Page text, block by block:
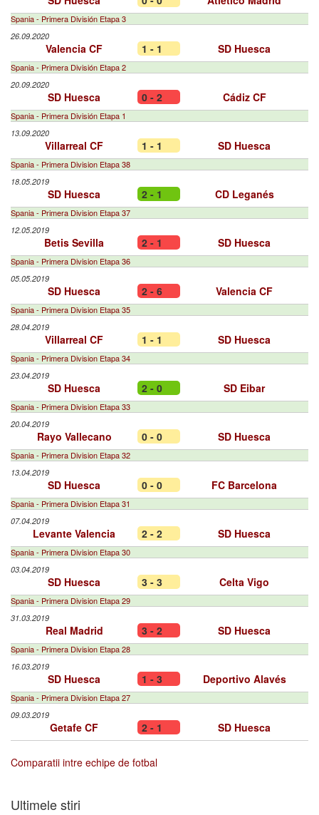
Spania - Primera División Etapa 3
26.09.2020
Valencia CF 1 - 1 SD Huesca
Spania - Primera División Etapa 2
20.09.2020
SD Huesca 0 - 2 Cádiz CF
Spania - Primera División Etapa 1
13.09.2020
Villarreal CF 1 - 1 SD Huesca
Spania - Primera Division Etapa 38
18.05.2019
SD Huesca 2 - 1 CD Leganés
Spania - Primera Division Etapa 37
12.05.2019
Betis Sevilla 2 - 1 SD Huesca
Spania - Primera Division Etapa 36
05.05.2019
SD Huesca 2 - 6 Valencia CF
Spania - Primera Division Etapa 35
28.04.2019
Villarreal CF 1 - 1 SD Huesca
Spania - Primera Division Etapa 34
23.04.2019
SD Huesca 2 - 0 SD Eibar
Spania - Primera Division Etapa 33
20.04.2019
Rayo Vallecano 0 - 0 SD Huesca
Spania - Primera Division Etapa 32
13.04.2019
SD Huesca 0 - 0 FC Barcelona
Spania - Primera Division Etapa 31
07.04.2019
Levante Valencia 2 - 2 SD Huesca
Spania - Primera Division Etapa 30
03.04.2019
SD Huesca 3 - 3 Celta Vigo
Spania - Primera Division Etapa 29
31.03.2019
Real Madrid 3 - 2 SD Huesca
Spania - Primera Division Etapa 28
16.03.2019
SD Huesca 1 - 3 Deportivo Alavés
Spania - Primera Division Etapa 27
09.03.2019
Getafe CF 2 - 1 SD Huesca
Comparatii intre echipe de fotbal
Ultimele stiri